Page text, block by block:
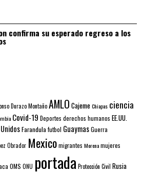
confirma su esperado regreso a los
Durazo MontañoAMLO CajemeChiapas ciencia
Covid-19 Deportes derechos humanos EE.UU.
Farandula futbol GuaymasGuerra
Obrador Mexicomigrantes Morenamujeres
OMS ONU portada Protección Civil Rusia